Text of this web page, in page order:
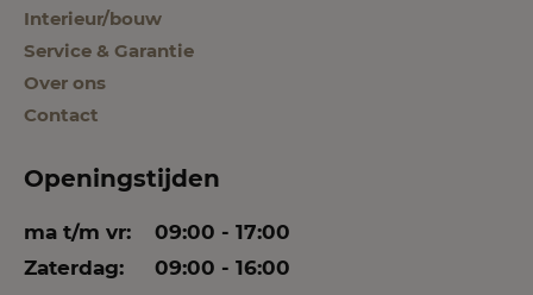
Interieur/bouw
Service & Garantie
Over ons
Contact
Openingstijden
ma t/m vr:
09:00 - 17:00
Zaterdag:
09:00 - 16:00